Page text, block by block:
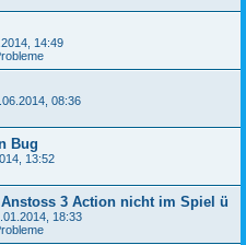
14:49
08:36
Bug
13:52
3 Action nicht im Spiel ü
18:33